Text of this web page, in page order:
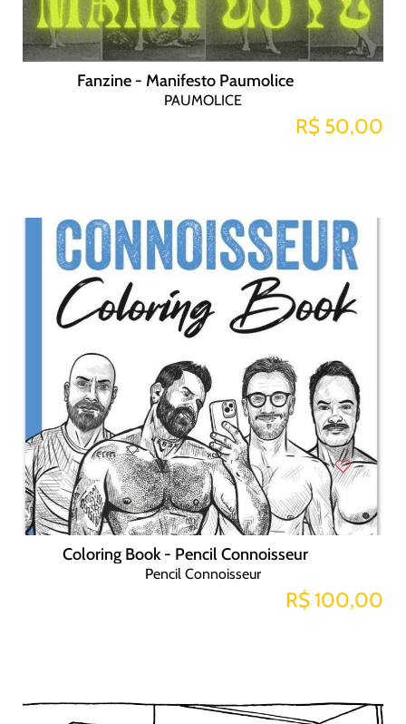
Fanzine - Manifesto Paumolice
PAUMOLICE
R$ 50,00
Coloring Book - Pencil Connoisseur
Pencil Connoisseur
R$ 100,00